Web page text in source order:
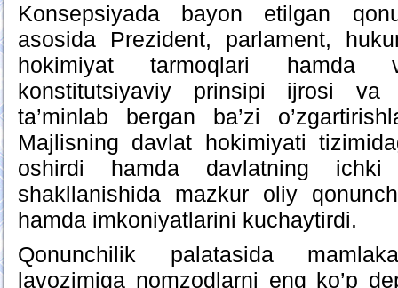
Konsepsiyada bayon etilgan
asosida Prezident, parlament,
hokimiyat tarmoqlari hamda
konstitutsiyaviy prinsipi ijrosi va
ta’minlab bergan ba’zi
Majlisning davlat hokimiyati
oshirdi hamda davlatning
shakllanishida mazkur oliy
hamda imkoniyatlarini kuchaytirdi.
Qonunchilik palatasida
lavozimiga nomzodlarni eng ko’p